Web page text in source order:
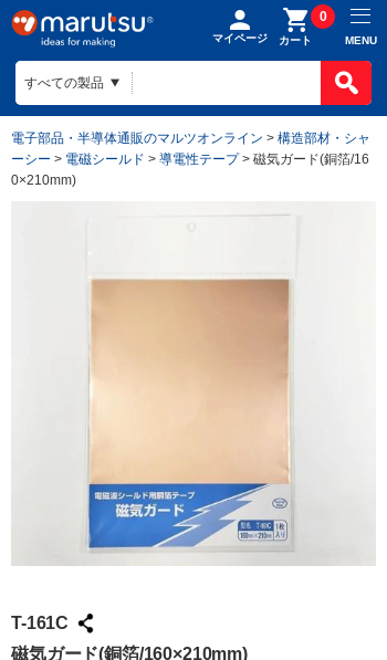
マイページ カート
0
MENU
電子部品・半導体通販のマルツオンライン > 構造部材・シャ
ーシー > 電磁シールド > 導電性テープ> 磁気ガード(銅箔/16
0×210mm)
T-161C
磁気ガード(銅箔/160×210mm)